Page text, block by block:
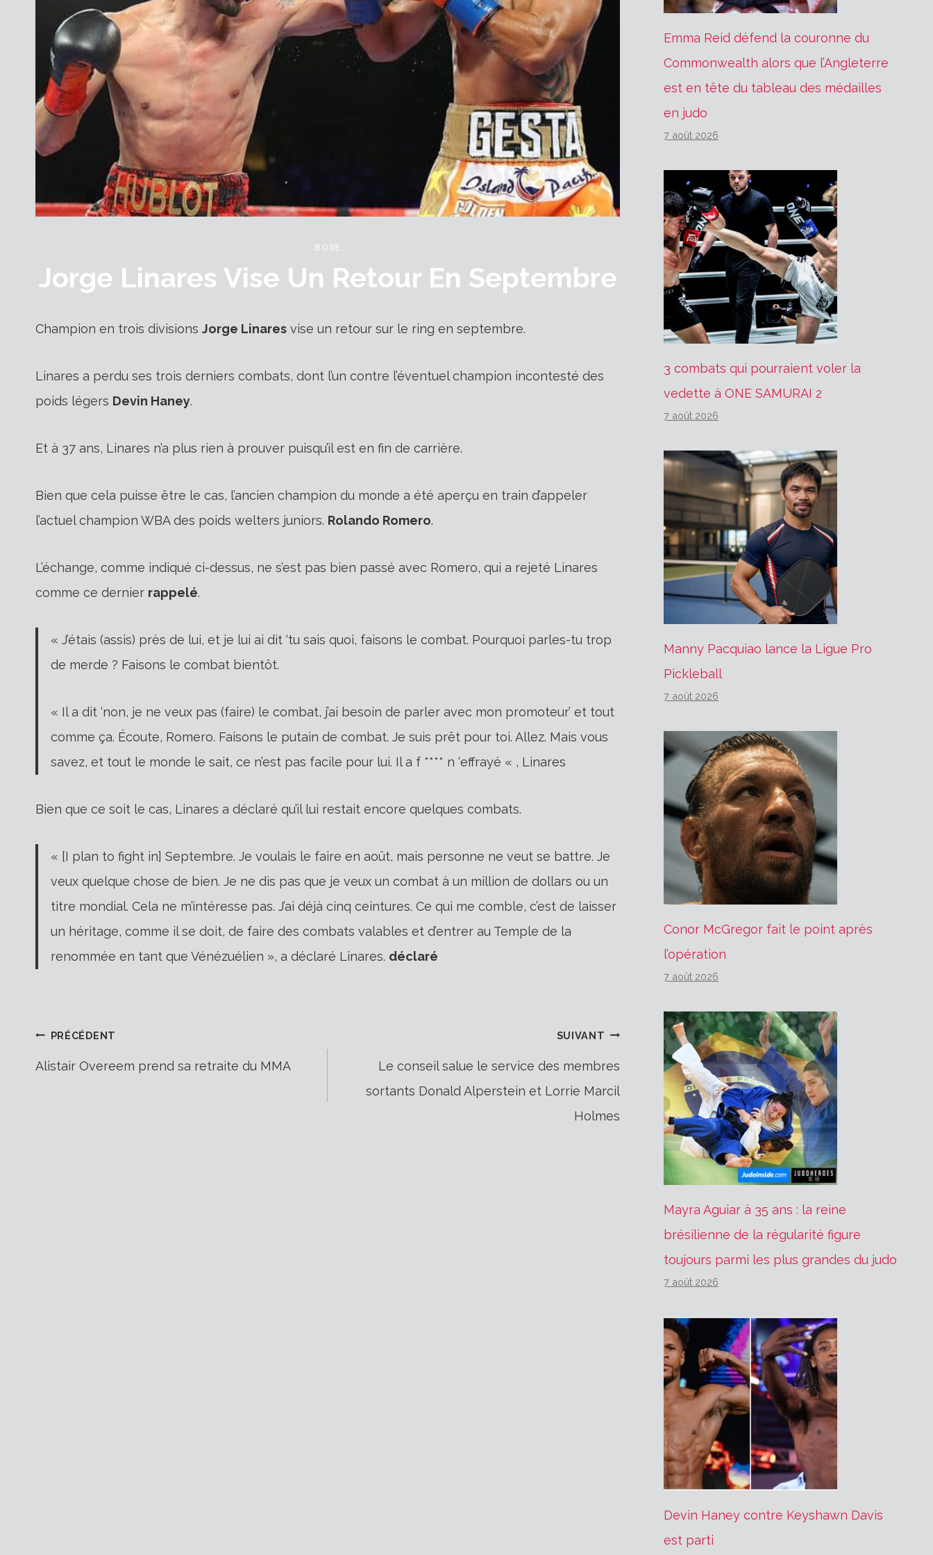
BOXE
Jorge Linares Vise Un Retour En Septembre
Champion en trois divisions Jorge Linares vise un retour sur le ring en septembre.
Linares a perdu ses trois derniers combats, dont l’un contre l’éventuel champion incontesté des
poids légers Devin Haney.
Et à 37 ans, Linares n’a plus rien à prouver puisqu’il est en fin de carrière.
Bien que cela puisse être le cas, l’ancien champion du monde a été aperçu en train d’appeler
l’actuel champion WBA des poids welters juniors. Rolando Romero.
L’échange, comme indiqué ci-dessus, ne s’est pas bien passé avec Romero, qui a rejeté Linares
comme ce dernier rappelé.
« J’étais (assis) près de lui, et je lui ai dit ‘tu sais quoi, faisons le combat. Pourquoi parles-tu trop
de merde ? Faisons le combat bientôt.
« Il a dit ‘non, je ne veux pas (faire) le combat, j’ai besoin de parler avec mon promoteur’ et tout
comme ça. Écoute, Romero. Faisons le putain de combat. Je suis prêt pour toi. Allez. Mais vous
savez, et tout le monde le sait, ce n’est pas facile pour lui. Il a f **** n ‘effrayé « , Linares
Bien que ce soit le cas, Linares a déclaré qu’il lui restait encore quelques combats.
« [I plan to fight in] Septembre. Je voulais le faire en août, mais personne ne veut se battre. Je
veux quelque chose de bien. Je ne dis pas que je veux un combat à un million de dollars ou un
titre mondial. Cela ne m’intéresse pas. J’ai déjà cinq ceintures. Ce qui me comble, c’est de laisser
un héritage, comme il se doit, de faire des combats valables et d’entrer au Temple de la
renommée en tant que Vénézuélien », a déclaré Linares. déclaré
Navigation
PRÉCÉDENT
Alistair Overeem prend sa retraite du MMA
SUIVANT
Le conseil salue le service des membres
sortants Donald Alperstein et Lorrie Marcil
Holmes
Emma Reid défend la couronne du
Commonwealth alors que l’Angleterre
est en tête du tableau des médailles
en judo
7 août 2026
3 combats qui pourraient voler la
vedette à ONE SAMURAI 2
7 août 2026
Manny Pacquiao lance la Ligue Pro
Pickleball
7 août 2026
Conor McGregor fait le point après
l’opération
7 août 2026
Mayra Aguiar à 35 ans : la reine
brésilienne de la régularité figure
toujours parmi les plus grandes du judo
7 août 2026
Devin Haney contre Keyshawn Davis
est parti